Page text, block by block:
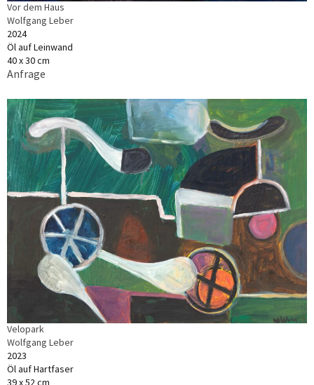
Vor dem Haus
Wolfgang Leber
2024
Öl auf Leinwand
40 x 30 cm
Anfrage
Velopark
Wolfgang Leber
2023
Öl auf Hartfaser
39 x 52 cm